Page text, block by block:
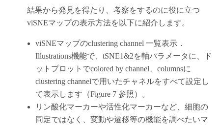
結果から発見を得たり、考察をするのに役に立つ
viSNEマップの表示方法を以下に紹介します。
viSNEマップのclustering channel 一覧表示．
Illustrations機能で、tSNE1&2を軸パラメータに、ド
ットプロットでcolored by channel、columnsに
clustering channelで用いたチャネルをすべて設定し
て表示します（Figure 7 参照）。
リン酸化マーカーや活性化マーカーなど、細胞の
同定ではなく、変動や遷移等の機能を調べたいマ